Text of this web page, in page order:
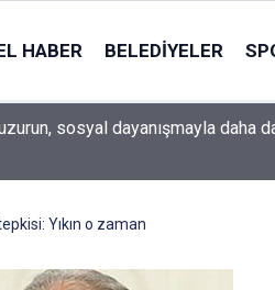
HABER BELEDIYELER
sosyal dayanışmayla daha
Yıkın o zaman